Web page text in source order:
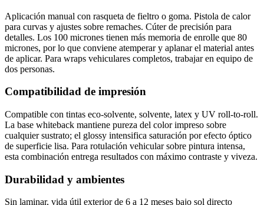
Aplicación manual con rasqueta de fieltro o goma. Pistola de calor
para curvas y ajustes sobre remaches. Cúter de precisión para
detalles. Los 100 micrones tienen más memoria de enrolle que 80
micrones, por lo que conviene atemperar y aplanar el material antes
de aplicar. Para wraps vehiculares completos, trabajar en equipo de
dos personas.
Compatibilidad de impresión
Compatible con tintas eco-solvente, solvente, latex y UV roll-to-roll.
La base whiteback mantiene pureza del color impreso sobre
cualquier sustrato; el glossy intensifica saturación por efecto óptico
de superficie lisa. Para rotulación vehicular sobre pintura intensa,
esta combinación entrega resultados con máximo contraste y viveza.
Durabilidad y ambientes
Sin laminar, vida útil exterior de 6 a 12 meses bajo sol directo